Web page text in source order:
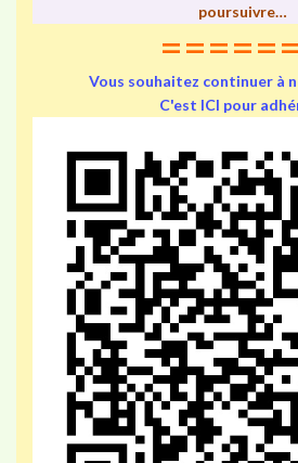
poursuivre…
Vous souhaitez continuer à
C'est ICI pour